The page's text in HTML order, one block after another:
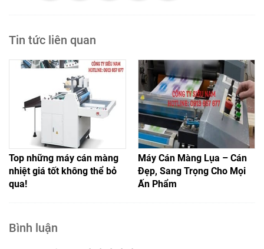
Tin tức liên quan
Top những máy cán màng
nhiệt giá tốt không thể bỏ
qua!
Máy Cán Màng Lụa – Cán
Đẹp, Sang Trọng Cho Mọi
Ấn Phẩm
Bình luận